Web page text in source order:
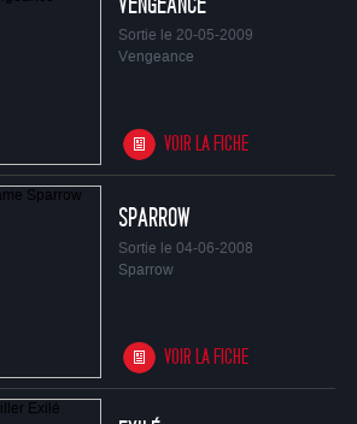
Sortie le 20-05-2009
Vengeance
VOIR LA FICHE
SPARROW
Sortie le 04-06-2008
Sparrow
VOIR LA FICHE